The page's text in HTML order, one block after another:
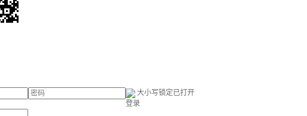
大小写锁定已打开
登录